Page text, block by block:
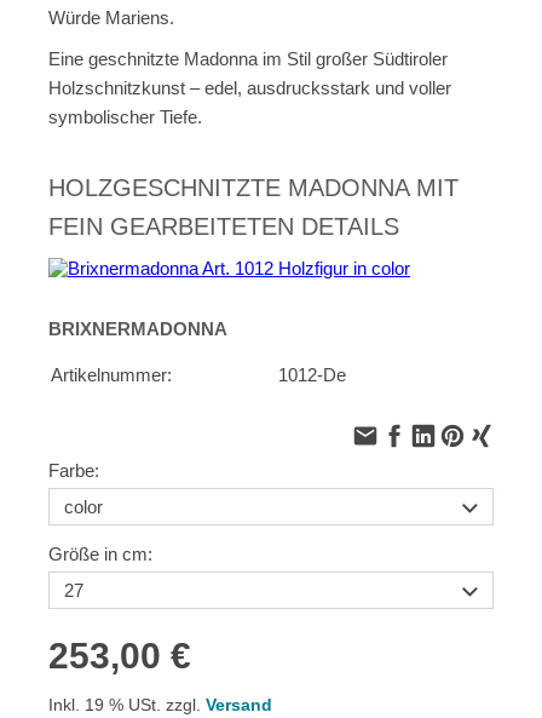
Würde Mariens.
Eine geschnitzte Madonna im Stil großer Südtiroler
Holzschnitzkunst – edel, ausdrucksstark und voller
symbolischer Tiefe.
HOLZGESCHNITZTE MADONNA MIT
FEIN GEARBEITETEN DETAILS
BRIXNERMADONNA
Artikelnummer: 1012-De
Farbe:
Größe in cm:
253,00 €
Inkl. 19 % USt. zzgl. Versand